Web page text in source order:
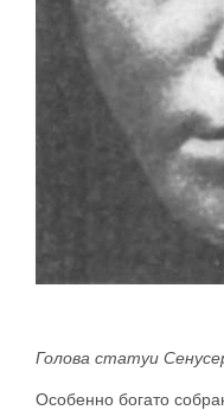
Голова статуи
Особенно богато